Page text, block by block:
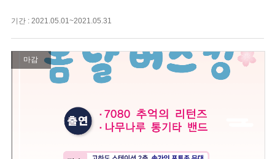
기간 : 2021.05.01~2021.05.31
마감